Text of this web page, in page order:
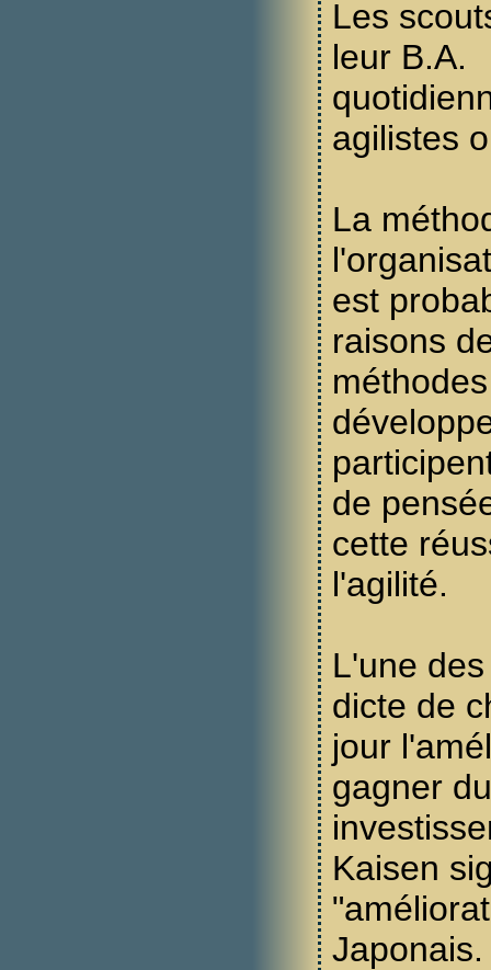
Les
leur B.A.
agilistes
La
est
raisons
de
cette
l'agilité.
L'une
dicte de
jour
gagner
Kaisen
Japonais.